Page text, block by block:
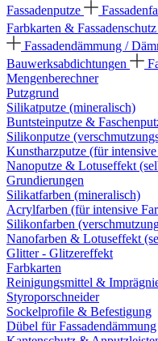
Fassadenputze
Farbkarten & Fassadenschutz
Fassadendämmung /
Bauwerksabdichtungen
Mengenberechner
Putzgrund
Silikatputze (mineralisch)
Buntsteinputze &
Silikonputze
Kunstharzputze (für
Nanoputze & Lotuseffekt
Grundierungen
Silikatfarben (mineralisch)
Acrylfarben (für intensive
Silikonfarben
Nanofarben & Lotuseffekt
Glitter - Glitzereffekt
Farbkarten
Reinigungsmittel &
Styroporschneider
Sockelprofile & Befestigung
Dübel für Fassadendämmung